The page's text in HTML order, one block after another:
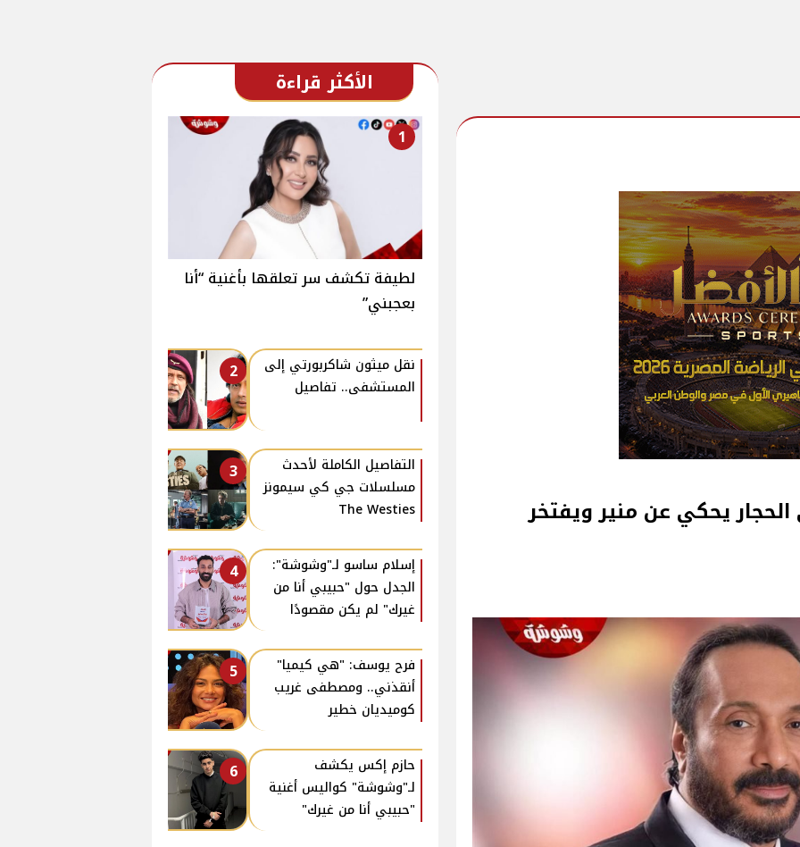
يحكي عن منير ويفتخر
الأكثر قراءة
1
لطيفة تكشف سر تعلقها بأغنية “أنا
بعجبني”
2
نقل ميثون شاكربورتي إلى
المستشفى.. تفاصيل
3
التفاصيل الكاملة لأحدث
مسلسلات جي كي سيمونز
The Westies
4
إسلام ساسو لـ"وشوشة":
الجدل حول "حبيبي أنا من
غيرك" لم يكن مقصودًا
5
فرح يوسف: "هي كيميا"
أنقذني.. ومصطفى غريب
كوميديان خطير
6
حازم إكس يكشف
لـ"وشوشة" كواليس أغنية
"حبيبي أنا من غيرك"